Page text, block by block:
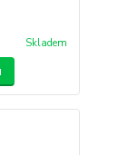
Skladem